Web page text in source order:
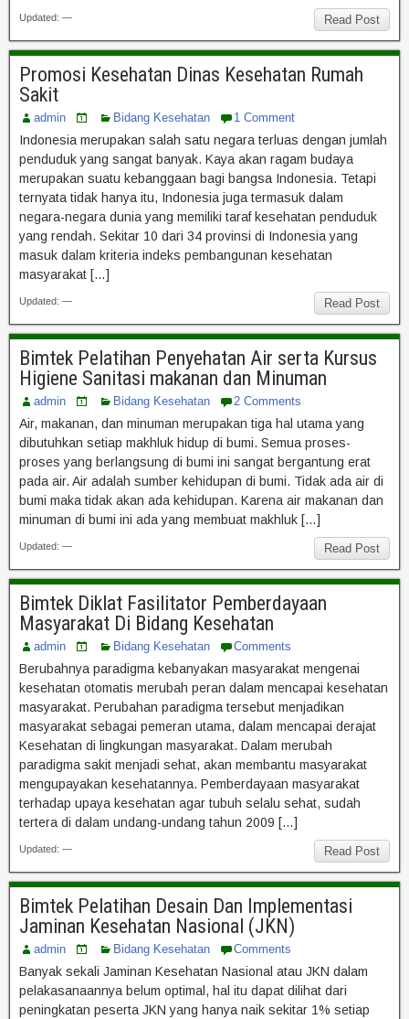
Read Post
Updated: —
Promosi Kesehatan Dinas Kesehatan Rumah
Sakit
admin Bidang Kesehatan 1 Comment
Indonesia merupakan salah satu negara terluas dengan jumlah
penduduk yang sangat banyak. Kaya akan ragam budaya
merupakan suatu kebanggaan bagi bangsa Indonesia. Tetapi
ternyata tidak hanya itu, Indonesia juga termasuk dalam
negara-negara dunia yang memiliki taraf kesehatan penduduk
yang rendah. Sekitar 10 dari 34 provinsi di Indonesia yang
masuk dalam kriteria indeks pembangunan kesehatan
masyarakat […]
Read Post
Updated: —
Bimtek Pelatihan Penyehatan Air serta Kursus
Higiene Sanitasi makanan dan Minuman
admin Bidang Kesehatan 2 Comments
Air, makanan, dan minuman merupakan tiga hal utama yang
dibutuhkan setiap makhluk hidup di bumi. Semua proses-
proses yang berlangsung di bumi ini sangat bergantung erat
pada air. Air adalah sumber kehidupan di bumi. Tidak ada air di
bumi maka tidak akan ada kehidupan. Karena air makanan dan
minuman di bumi ini ada yang membuat makhluk […]
Read Post
Updated: —
Bimtek Diklat Fasilitator Pemberdayaan
Masyarakat Di Bidang Kesehatan
admin Bidang Kesehatan Comments
Berubahnya paradigma kebanyakan masyarakat mengenai
kesehatan otomatis merubah peran dalam mencapai kesehatan
masyarakat. Perubahan paradigma tersebut menjadikan
masyarakat sebagai pemeran utama, dalam mencapai derajat
Kesehatan di lingkungan masyarakat. Dalam merubah
paradigma sakit menjadi sehat, akan membantu masyarakat
mengupayakan kesehatannya. Pemberdayaan masyarakat
terhadap upaya kesehatan agar tubuh selalu sehat, sudah
tertera di dalam undang-undang tahun 2009 […]
Read Post
Updated: —
Bimtek Pelatihan Desain Dan Implementasi
Jaminan Kesehatan Nasional (JKN)
admin Bidang Kesehatan Comments
Banyak sekali Jaminan Kesehatan Nasional atau JKN dalam
pelakasanaannya belum optimal, hal itu dapat dilihat dari
peningkatan peserta JKN yang hanya naik sekitar 1% setiap